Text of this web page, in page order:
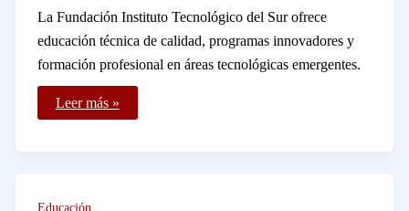
La Fundación Instituto Tecnológico del Sur ofrece
educación técnica de calidad, programas innovadores y
formación profesional en áreas tecnológicas emergentes.
Qué
es
Leer más »
Educación